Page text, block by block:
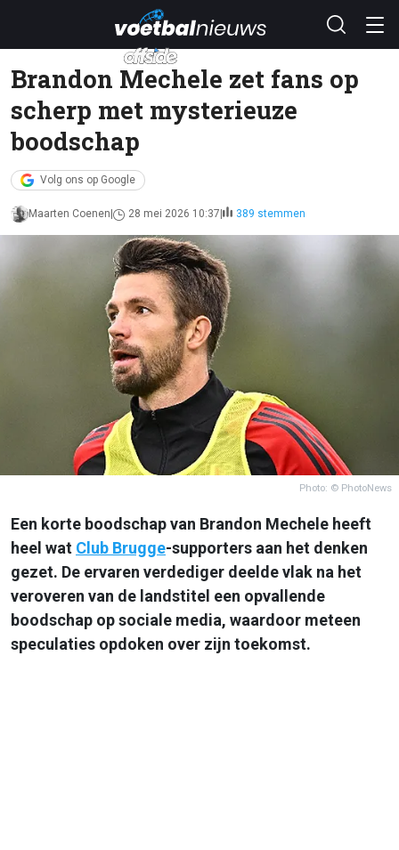
Brandon Mechele zet fans op
scherp met mysterieuze
boodschap
Volg ons op Google
Maarten Coenen 28 mei 2026 10:37 389 stemmen
Photo: © PhotoNews
Een korte boodschap van Brandon Mechele heeft
heel wat Club Brugge-supporters aan het denken
gezet. De ervaren verdediger deelde vlak na het
veroveren van de landstitel een opvallende
boodschap op sociale media, waardoor meteen
speculaties opdoken over zijn toekomst.